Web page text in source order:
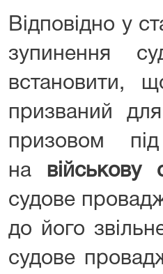
Відповідно у
зупинення
встановити,
призваний
призовом
на
судове
до його
судове